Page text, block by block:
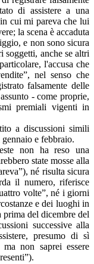
di assistere a una
cui mi pareva che lui
la scena è accaduta
e non sono sicura
soggetti, anche se altri
l'accusa che
nel senso che
falsamente delle
- come proprie,
premiali vigenti in
a discussioni simili
e febbraio.
non ha reso una
state mosse alla
né risulta sicura
il numero, riferisce
volte”, né i giorni
e dei luoghi in
prima del dicembre del
successive alla
presumo di sì
non saprei essere